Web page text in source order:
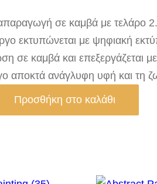
σε καμβά με τελάρο
εκτυπώνεται με ψηφιακή
σε καμβά και επεξεργάζεται
αποκτά ανάγλυφη υφή και τη
Προσθήκη στο καλάθι